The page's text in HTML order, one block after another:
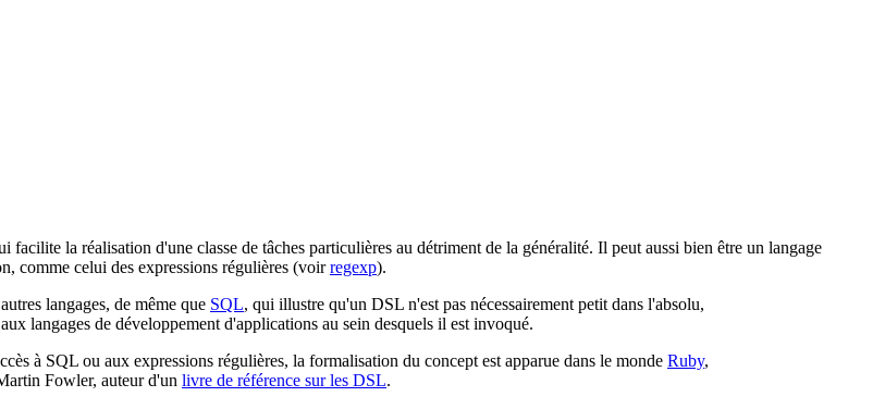
la réalisation d'une classe de tâches particulières au détriment de la généralité. Il peut aussi bien être un langage
comme celui des expressions régulières (voirregexp).
langages, de même que SQL, qui illustre qu'un DSL n'est pas nécessairement petit dans l'absolu,
langages de développement d'applications au sein desquels il est invoqué.
à SQL ou aux expressions régulières, la formalisation du concept est apparue dans le monde Ruby,
Fowler, auteur d'un livre de référence sur les DSL.